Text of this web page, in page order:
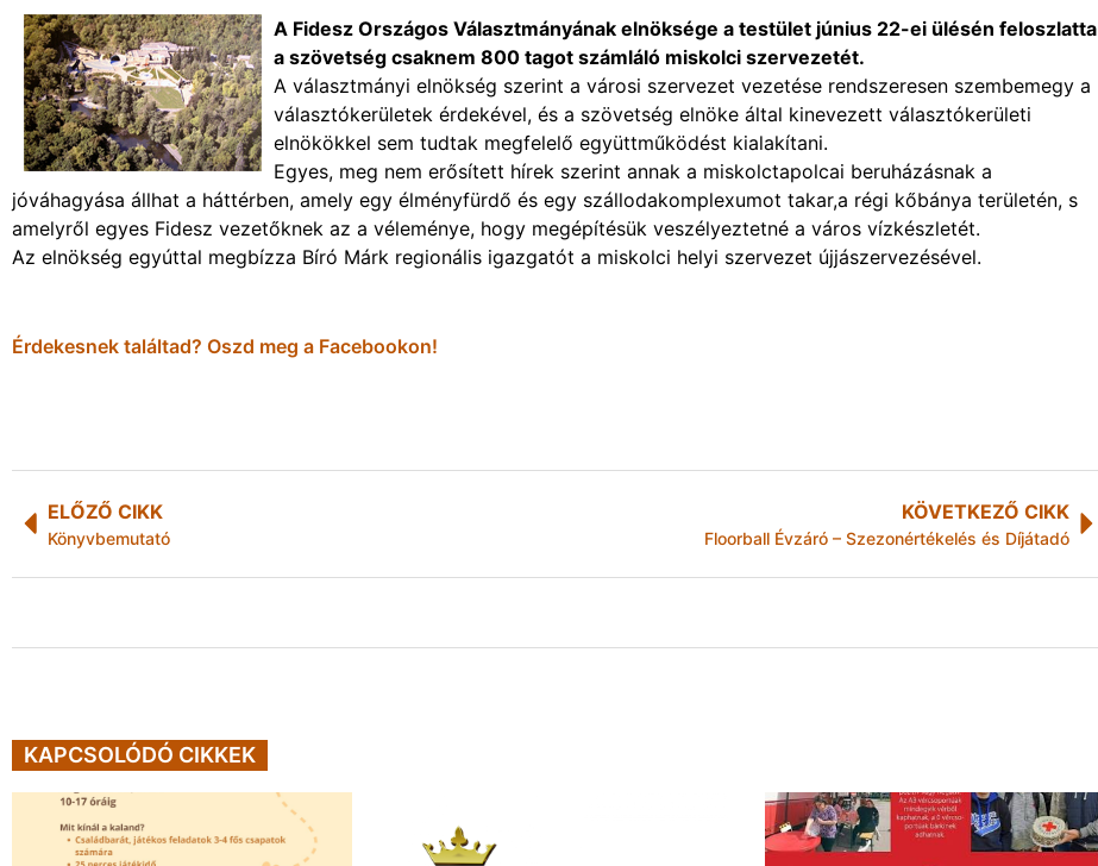
A Fidesz Országos Választmányának elnöksége a testület június 22-ei ülésén feloszlatta
a szövetség csaknem 800 tagot számláló miskolci szervezetét.
A választmányi elnökség szerint a városi szervezet vezetése rendszeresen szembemegy a
választókerületek érdekével, és a szövetség elnöke által kinevezett választókerületi
elnökökkel sem tudtak megfelelő együttműködést kialakítani.
Egyes, meg nem erősített hírek szerint annak a miskolctapolcai beruházásnak a
jóváhagyása állhat a háttérben, amely egy élményfürdő és egy szállodakomplexumot takar,a régi kőbánya területén, s
amelyről egyes Fidesz vezetőknek az a véleménye, hogy megépítésük veszélyeztetné a város vízkészletét.
Az elnökség egyúttal megbízza Bíró Márk regionális igazgatót a miskolci helyi szervezet újjászervezésével.
Érdekesnek találtad? Oszd meg a Facebookon!
ELŐZŐ CIKK
Könyvbemutató
KÖVETKEZŐ CIKK
Floorball Évzáró – Szezonértékelés és Díjátadó
KAPCSOLÓDÓ CIKKEK